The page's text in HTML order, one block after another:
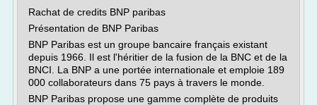
Rachat de credits BNP paribas
Présentation de BNP Paribas
BNP Paribas est un groupe bancaire français existant
depuis 1966. Il est l'héritier de la fusion de la BNC et de la
BNCI. La BNP a une portée internationale et emploie 189
000 collaborateurs dans 75 pays à travers le monde.
BNP Paribas propose une gamme complète de produits